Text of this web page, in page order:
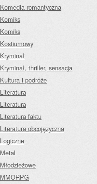
Komedia romantyczna
Komiks
Komiks
Kostiumowy
Kryminał
Kryminał, thriller, sensacja
Kultura i podróże
Literatura
Literatura
Literatura faktu
Literatura obcojęzyczna
Logiczne
Metal
Młodzieżowe
MMORPG